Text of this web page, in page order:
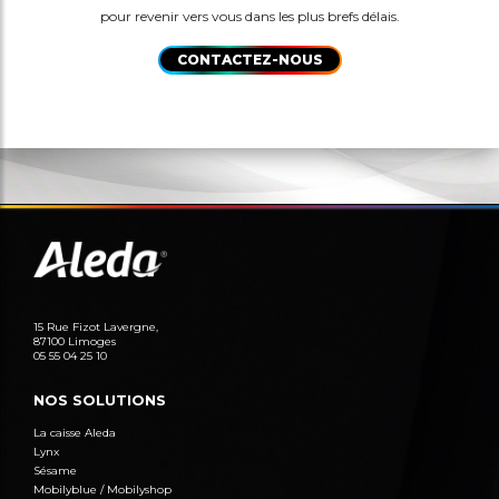
pour revenir vers vous dans les plus brefs délais.
CONTACTEZ-NOUS
15 Rue Fizot Lavergne,
87100 Limoges
05 55 04 25 10
NOS SOLUTIONS
La caisse Aleda
Lynx
Sésame
Mobilyblue / Mobilyshop